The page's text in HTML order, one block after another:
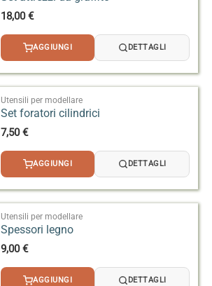
18,00€
AGGIUNGI DETTAGLI
Utensili per modellare
Set foratori cilindrici
7,50€
AGGIUNGI DETTAGLI
Utensili per modellare
Spessori legno
9,00€
AGGIUNGI DETTAGLI